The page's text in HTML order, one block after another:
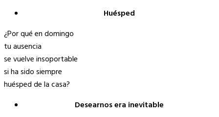
Huésped
¿Por qué en domingo
tu ausencia
se vuelve insoportable
si ha sido siempre
huésped de la casa?
Desearnos era inevitable